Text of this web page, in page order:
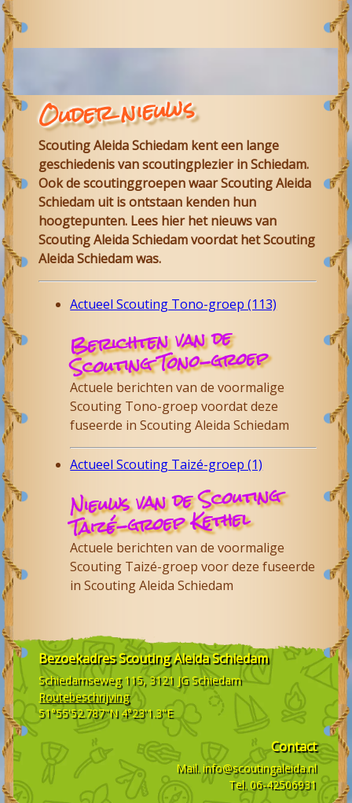
Ouder nieuws
Scouting Aleida Schiedam kent een lange
geschiedenis van scoutingplezier inSchiedam.
Ook de scoutinggroepen waarScouting Aleida
Schiedam uit is ontstaan kenden hun
hoogtepunten. Lees hier het nieuws van
Scouting AleidaSchiedamvoordat het Scouting
Aleida Schiedam was.
Actueel Scouting Tono-groep (113)
Berichten van de
Scouting Tono-groep
Actuele berichten van de voormalige
Scouting Tono-groep voordat deze
fuseerde in Scouting Aleida Schiedam
Actueel Scouting Taizé-groep (1)
Nieuws van de Scouting
Taizé-groep Kethel
Actuele berichten van de voormalige
Scouting Taizé-groep voor deze fuseerde
in Scouting Aleida Schiedam
BezoekadresScouting Aleida Schiedam
Schiedamseweg 115, 3121 JG Schiedam
Routebeschrijving
51°55'52.787"N 4°23'1.3"E
Contact
Mail. info@scoutingaleida.nl
Tel. 06-42506931